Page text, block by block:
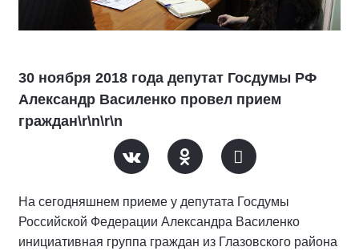
30 ноября 2018 года депутат Госдумы РФ
Александр Василенко провел прием
граждан\r\n\r\n
На сегодняшнем приеме у депутата Госдумы
Российской Федерации Александра Василенко
инициативная группа граждан из Глазовского района